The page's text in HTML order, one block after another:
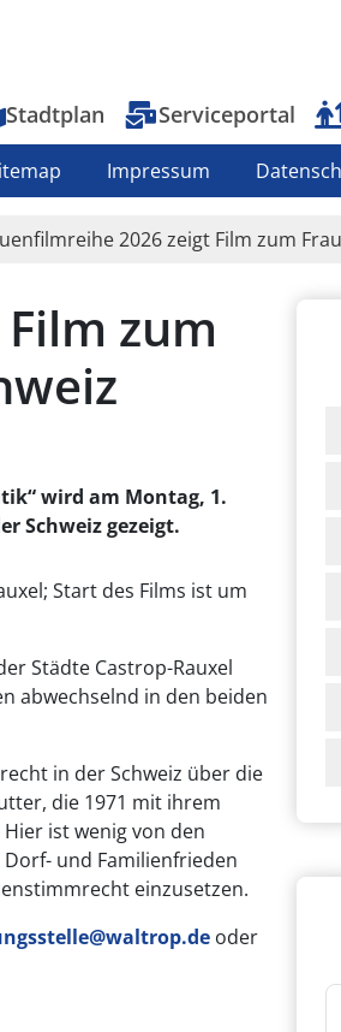
Menu
Stadtplan Serviceportal
Impressum
2026 zeigt Film zum
zum
wird am Montag, 1.
Schweiz gezeigt.
Start des Films ist um
Städte Castrop-Rauxel
abwechselnd in den beiden
in der Schweiz über die
die 1971 mit ihrem
ist wenig von den
und Familienfrieden
einzusetzen.
oder